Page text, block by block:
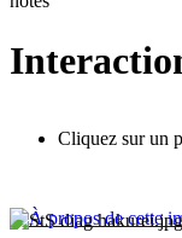
Cliquez sur un